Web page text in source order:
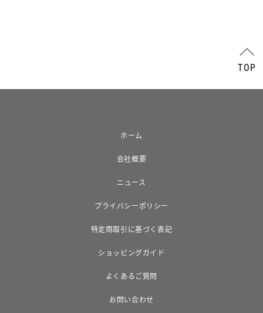
TOP
ホーム
会社概要
ニュース
プライバシーポリシー
特定商取引に基づく表記
ショッピングガイド
よくあるご質問
お問い合わせ